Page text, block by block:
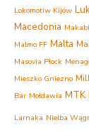
Lokomotiw Kijów
Macedonia
Malmo FF Malta
Masovia Płock
Mieszko Gniezno
Bar Mołdawia MTK
Larnaka Nielba